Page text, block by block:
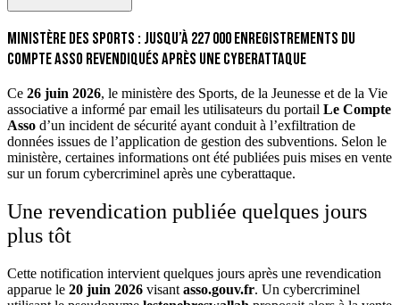
Ministère des Sports : jusqu’à 227 000 enregistrements du
Compte Asso revendiqués après une cyberattaque
Ce 26 juin 2026, le ministère des Sports, de la Jeunesse et de la Vie
associative a informé par email les utilisateurs du portail Le Compte
Asso d’un incident de sécurité ayant conduit à l’exfiltration de
données issues de l’application de gestion des subventions. Selon le
ministère, certaines informations ont été publiées puis mises en vente
sur un forum cybercriminel après une cyberattaque.
Une revendication publiée quelques jours
plus tôt
Cette notification intervient quelques jours après une revendication
apparue le 20 juin 2026 visant asso.gouv.fr. Un cybercriminel